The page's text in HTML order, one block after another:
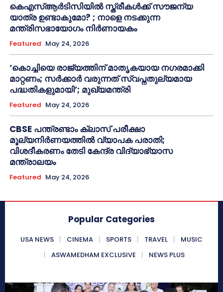
കെഎസ്ആർടിസിയിൽ സ്ത്രീകൾക്ക് സൗജന്യ
യാത്ര ഉണ്ടാകുമോ? ; നാളെ നടക്കുന്ന
മന്ത്രിസഭായോഗം നിർണായകം
Featured May 24, 2026
‘കൊച്ചിയെ രാജ്യത്തിന് മാതൃകയായ നഗരമാക്കി
മാറ്റണം; സർക്കാർ വരുന്നത് സ്വപ്നതുല്യമായ
പദ്ധതികളുമായി’; മുഖ്യമന്ത്രി
Featured May 24, 2026
CBSE പന്ത്രണ്ടാം ക്ലാസ് പരീക്ഷാ
മൂല്യനിർണയത്തിൽ വ്യാപക പരാതി;
വിശദീകരണം തേടി കേന്ദ്ര വിദ്യാഭ്യാസ
മന്ത്രാലയം
Featured May 24, 2026
Popular Categories
USA NEWS CINEMA SPORTS TRAVEL
MUSIC
ASWAMEDHAM EXCLUSIVE
NEWS PLUS